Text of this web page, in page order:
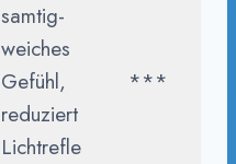
samtig-
weiches
Gefühl,
reduziert
Lichtrefle
***